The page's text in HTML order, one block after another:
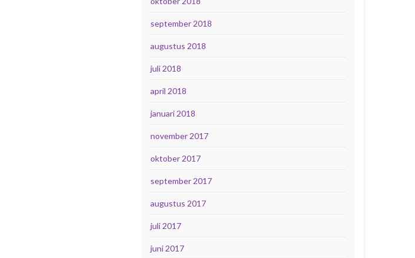
september 2018
augustus 2018
juli 2018
april 2018
januari 2018
november 2017
oktober 2017
september 2017
augustus 2017
juli 2017
juni 2017